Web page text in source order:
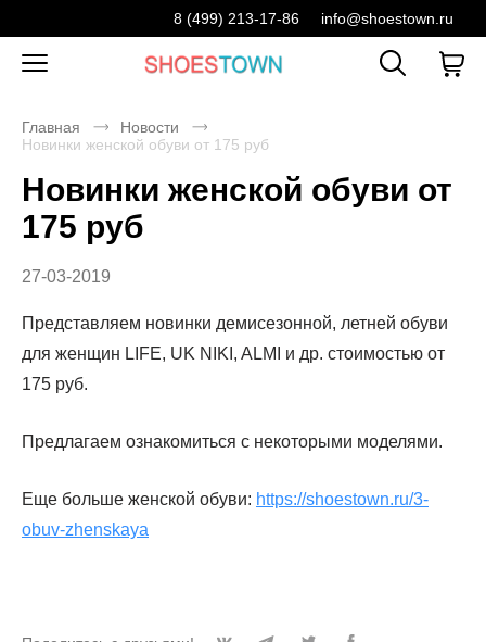
8 (499) 213-17-86 info@shoestown.ru
Главная
Новости
Новинки женской обуви от 175 руб
Новинки женской обуви от
175 руб
27-03-2019
Представляем новинки демисезонной, летней обуви
для женщин LIFE, UK NIKI, ALMI и др. стоимостью от
175 руб.
Предлагаем ознакомиться с некоторыми моделями.
Еще больше женской обуви: https://shoestown.ru/3-
obuv-zhenskaya